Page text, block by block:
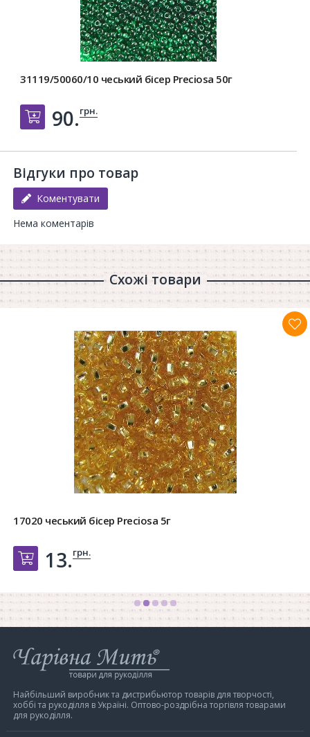
31119/50060/10 чеський бісер Preciosa 50г
Добавить в корзину
90.грн.
Відгуки про товар
Коментувати
Нема коментарів
Схожі товари
17020 чеський бісер Preciosa 5г
Добавить в корзину
13.грн.
Інтернет-
магазин
Мить
Найбільший виробник та дистрибьютор товарів для творчості,
хоббі та рукоділля в Україні. Оптово-роздрібна торгівля товарами
для рукоділля.